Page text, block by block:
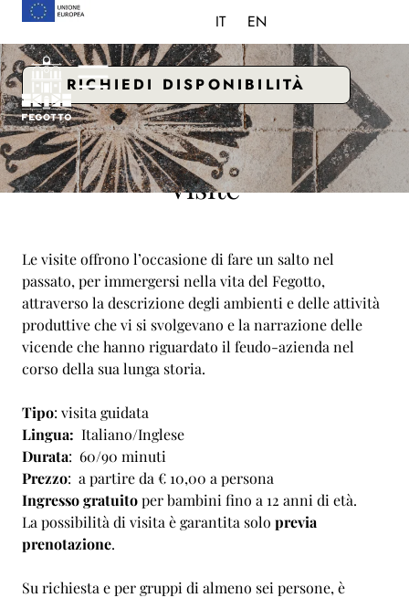
IT EN
RICHIEDI DISPONIBILITÀ
Visite
Le visite offrono l’occasione di fare un salto nel
passato, per immergersi nella vita del Fegotto,
attraverso la descrizione degli ambienti e delle attività
produttive che vi si svolgevano e la narrazione delle
vicende che hanno riguardato il feudo-azienda nel
corso della sua lunga storia.
Tipo: visita guidata
Lingua: Italiano/Inglese
Durata: 60/90 minuti
Prezzo: a partire da € 10,00 a persona
Ingresso gratuitoper bambini fino a 12 anni di età.
La possibilità di visita è garantita solo previa
prenotazione.
Su richiesta e per gruppi di almeno sei persone, è